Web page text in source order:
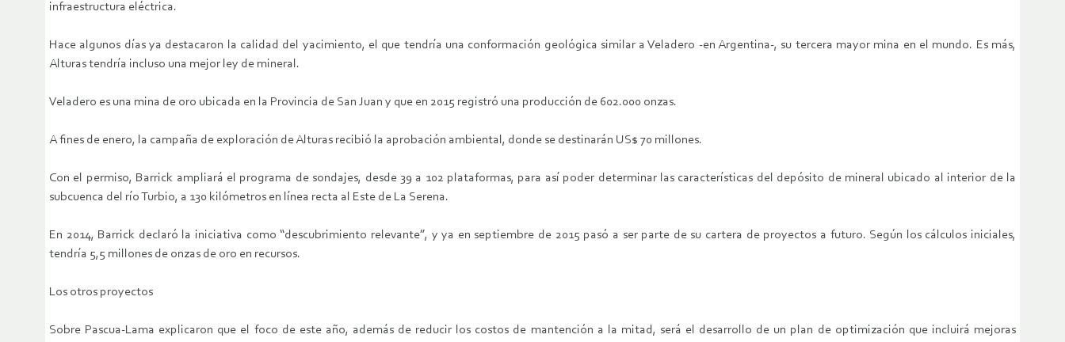
infraestructura eléctrica.
Hace algunos días ya destacaron la calidad del yacimiento, el que tendría una conformación geológica similar a Veladero -en Argentina-, su tercera mayor mina en el mundo. Es más,
Alturas tendría incluso una mejor ley de mineral.
Veladero es una mina de oro ubicada en la Provincia de San Juan y que en 2015 registró una producción de 602.000 onzas.
A fines de enero, la campaña de exploración de Alturas recibió la aprobación ambiental, donde se destinarán US$ 70 millones.
Con el permiso, Barrick ampliará el programa de sondajes, desde 39 a 102 plataformas, para así poder determinar las características del depósito de mineral ubicado al interior de la
subcuenca del río Turbio, a 130 kilómetros en línea recta al Este de La Serena.
En 2014, Barrick declaró la iniciativa como “descubrimiento relevante”, y ya en septiembre de 2015 pasó a ser parte de su cartera de proyectos a futuro. Según los cálculos iniciales,
tendría 5,5 millones de onzas de oro en recursos.
Los otros proyectos
Sobre Pascua-Lama explicaron que el foco de este año, además de reducir los costos de mantención a la mitad, será el desarrollo de un plan de optimización que incluirá mejoras